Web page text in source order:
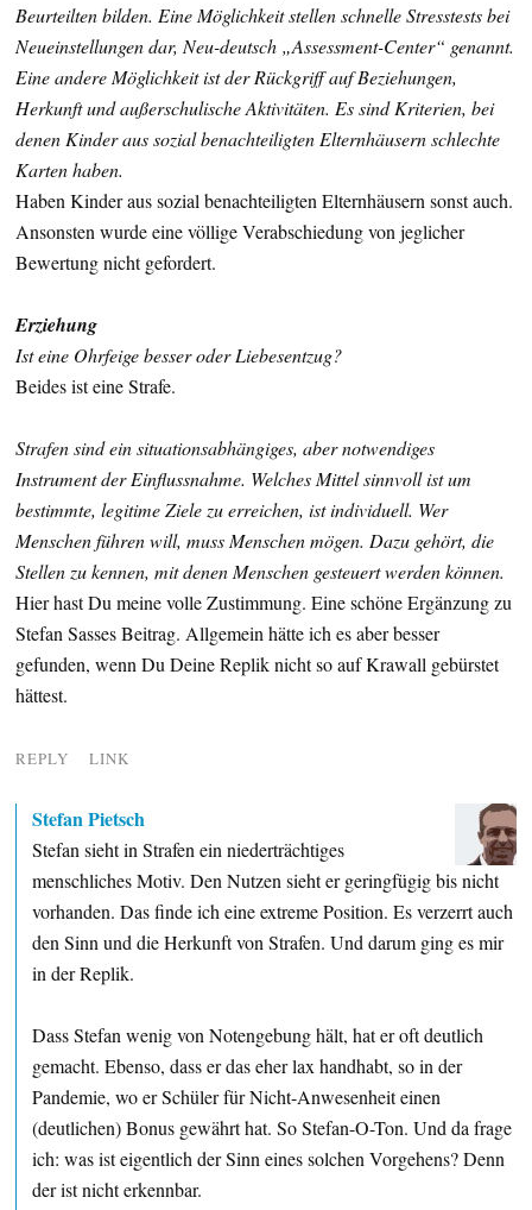
Beurteilten bilden. Eine Möglichkeit stellen schnelle Stresstests bei
Neueinstellungen dar, Neu-deutsch „Assessment-Center“ genannt.
Eine andere Möglichkeit ist der Rückgriff auf Beziehungen,
Herkunft und außerschulische Aktivitäten. Es sind Kriterien, bei
denen Kinder aus sozial benachteiligten Elternhäusern schlechte
Karten haben.
Haben Kinder aus sozial benachteiligten Elternhäusern sonst auch.
Ansonsten wurde eine völlige Verabschiedung von jeglicher
Bewertung nicht gefordert.
Erziehung
Ist eine Ohrfeige besser oder Liebesentzug?
Beides ist eine Strafe.
Strafen sind ein situationsabhängiges, aber notwendiges
Instrument der Einflussnahme. Welches Mittel sinnvoll ist um
bestimmte, legitime Ziele zu erreichen, ist individuell. Wer
Menschen führen will, muss Menschen mögen. Dazu gehört, die
Stellen zu kennen, mit denen Menschen gesteuert werden können.
Hier hast Du meine volle Zustimmung. Eine schöne Ergänzung zu
Stefan Sasses Beitrag. Allgemein hätte ich es aber besser
gefunden, wenn Du Deine Replik nicht so auf Krawall gebürstet
hättest.
REPLY LINK
Stefan Pietsch
Stefan sieht in Strafen ein niederträchtiges
menschliches Motiv. Den Nutzen sieht er geringfügig bis nicht
vorhanden. Das finde ich eine extreme Position. Es verzerrt auch
den Sinn und die Herkunft von Strafen. Und darum ging es mir
in der Replik.
Dass Stefan wenig von Notengebung hält, hat er oft deutlich
gemacht. Ebenso, dass er das eher lax handhabt, so in der
Pandemie, wo er Schüler für Nicht-Anwesenheit einen
(deutlichen) Bonus gewährt hat. So Stefan-O-Ton. Und da frage
ich: was ist eigentlich der Sinn eines solchen Vorgehens? Denn
der ist nicht erkennbar.